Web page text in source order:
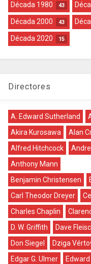
Década 1980 43
Década 2000 43
Década 2020 15
Directores
A. Edward Sutherland
Akira Kurosawa
Alan
Alfred Hitchcock
Anthony Mann
Benjamin Christensen
Carl Theodor Dreyer
Charles Chaplin
D. W. Griffith
Dave
Don Siegel
Dziga
Edgar G. Ulmer
Edward